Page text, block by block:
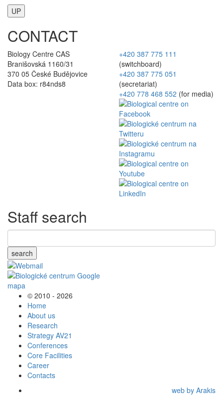
UP
CONTACT
Biology Centre CAS
Branišovská 1160/31
370 05 České Budějovice
Data box: r84nds8
+420 387 775 111
(switchboard)
+420 387 775 051
(secretariat)
+420 778 468 552 (for media)
Staff search
search
© 2010 - 2026
Home
About us
Research
Strategy AV21
Conferences
Core Facilities
Career
Contacts
web by Arakis